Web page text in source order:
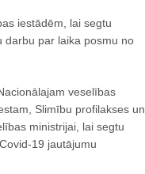
iestādēm, lai segtu
darbu par laika posmu no
veselības
Slimību profilakses un
ministrijai, lai segtu
19 jautājumu